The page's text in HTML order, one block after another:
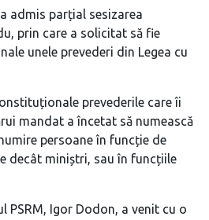
admis parțial sesizarea
prin care a solicitat să fie
unele prevederi din Legea cu
prevederile care îi
mandat a încetat să numească
persoane în funcție de
decât miniștri, sau în funcțiile
PSRM, Igor Dodon, a venit cu o